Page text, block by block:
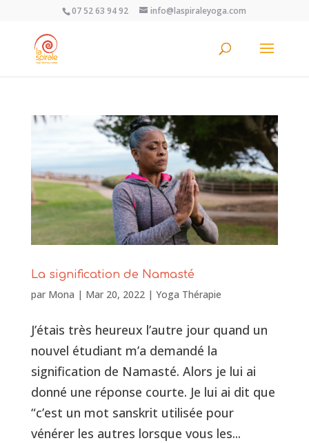
07 52 63 94 92 info@laspiraleyoga.com
La signification de Namasté
par Mona | Mar 20, 2022| Yoga Thérapie
J’étais très heureux l’autre jour quand un
nouvel étudiant m’a demandé la
signification de Namasté. Alors je lui ai
donné une réponse courte. Je lui ai dit que
“c’est un mot sanskrit utilisée pour
vénérer les autres lorsque vous les...